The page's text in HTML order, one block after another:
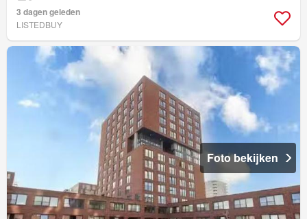
3 dagen geleden
LISTEDBUY
Foto bekijken